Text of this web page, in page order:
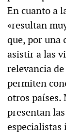
En cuanto a
«resultan
que, por una
asistir a las
relevancia
permiten
otros países.
presentan
especialistas